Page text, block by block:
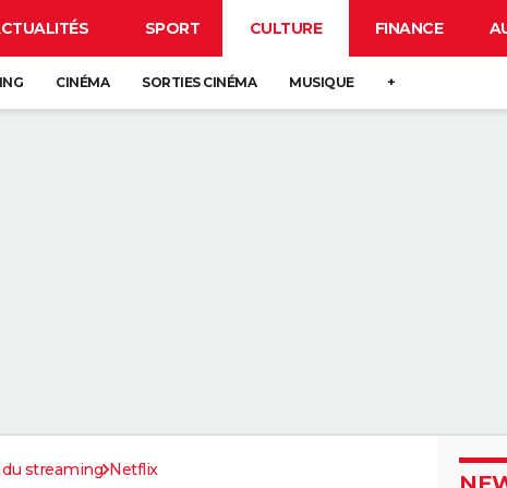
SPORT CULTURE FINANCE
CINÉMA SORTIES CINÉMA MUSIQUE +
du streaming Netflix